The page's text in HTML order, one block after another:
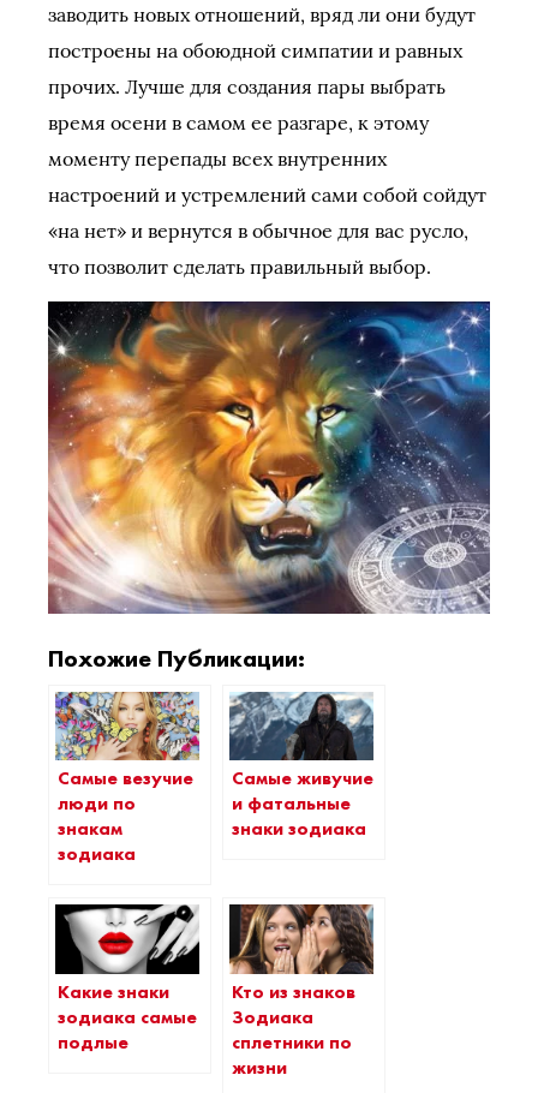
заводить новых отношений, вряд ли они будут
построены на обоюдной симпатии и равных
прочих. Лучше для создания пары выбрать
время осени в самом ее разгаре, к этому
моменту перепады всех внутренних
настроений и устремлений сами собой сойдут
«на нет» и вернутся в обычное для вас русло,
что позволит сделать правильный выбор.
Похожие Публикации:
Самые везучие
люди по
знакам
зодиака
Самые живучие
и фатальные
знаки зодиака
Какие знаки
зодиака самые
подлые
Кто из знаков
Зодиака
сплетники по
жизни